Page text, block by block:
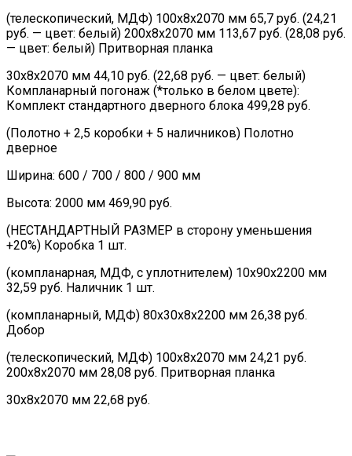
(телескопический, МДФ) 100х8х2070 мм 65,7 руб. (24,21
руб. — цвет: белый) 200х8х2070 мм 113,67 руб. (28,08 руб.
— цвет: белый) Притворная планка
30х8х2070 мм 44,10 руб. (22,68 руб. — цвет: белый)
Компланарный погонаж (*только в белом цвете):
Комплект стандартного дверного блока 499,28 руб.
(Полотно + 2,5 коробки + 5 наличников) Полотно
дверное
Ширина: 600 / 700 / 800 / 900 мм
Высота: 2000 мм 469,90 руб.
(НЕСТАНДАРТНЫЙ РАЗМЕР в сторону уменьшения
+20%) Коробка 1 шт.
(компланарная, МДФ, с уплотнителем) 10х90х2200 мм
32,59 руб. Наличник 1 шт.
(компланарный, МДФ) 80х30х8х2200 мм 26,38 руб.
Добор
(телескопический, МДФ) 100х8х2070 мм 24,21 руб.
200х8х2070 мм 28,08 руб. Притворная планка
30х8х2070 мм 22,68 руб.